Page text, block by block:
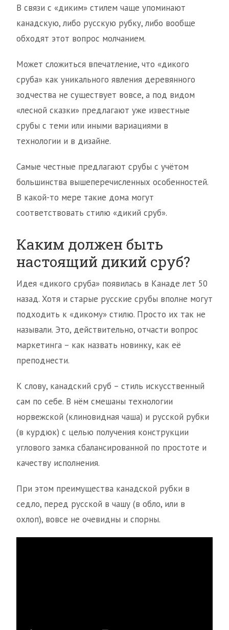
В связи с «диким» стилем чаще упоминают
канадскую, либо русскую рубку, либо вообще
обходят этот вопрос молчанием.
Может сложиться впечатление, что «дикого
сруба» как уникального явления деревянного
зодчества не существует вовсе, а под видом
«лесной сказки» предлагают уже известные
срубы с теми или иными вариациями в
технологии и в дизайне.
Самые честные предлагают срубы с учётом
большинства вышеперечисленных особенностей.
В какой-то мере такие дома могут
соответствовать стилю «дикий сруб».
Каким должен быть
настоящий дикий сруб?
Идея «дикого сруба» появилась в Канаде лет 50
назад. Хотя и старые русские срубы вполне могут
подходить к «дикому» стилю. Просто их так не
называли. Это, действительно, отчасти вопрос
маркетинга – как назвать новинку, как её
преподнести.
К слову, канадский сруб – стиль искусственный
сам по себе. В нём смешаны технологии
норвежской (клиновидная чаша) и русской рубки
(в курдюк) с целью получения конструкции
углового замка сбалансированной по простоте и
качеству исполнения.
При этом преимущества канадской рубки в
седло, перед русской в чашу (в обло, или в
охлоп), вовсе не очевидны и спорны.